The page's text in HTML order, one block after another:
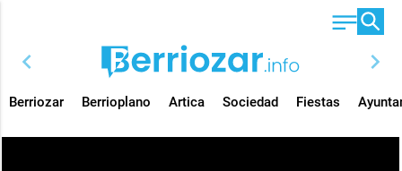
chevron_left chevron_right
Berriozar Berrioplano Artica Sociedad Fiestas